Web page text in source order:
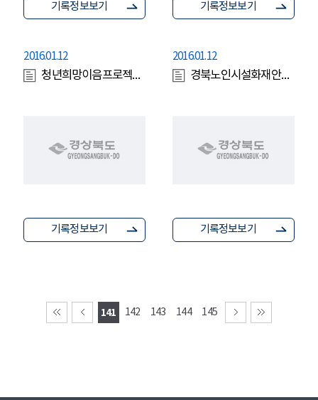
기록정보보기 기록정보보기
2016.01.12
청년희망이음프로젝트최종보고회
기록정보보기
2016.01.12
경북노인시설화재안전대책전국확산
기록정보보기
141 142 143 144 145